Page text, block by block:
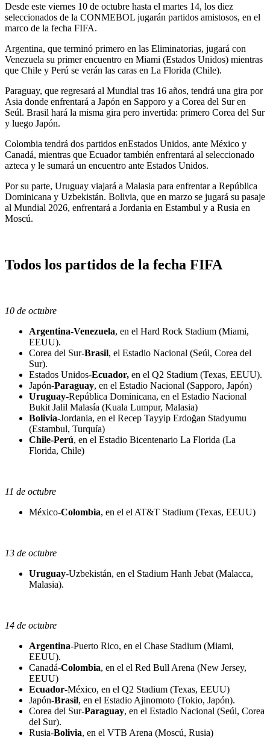
Desde este viernes 10 de octubre hasta el martes 14, los diez
seleccionados de la CONMEBOL jugarán partidos amistosos, en el
marco de la fecha FIFA.
Argentina, que terminó primero en las Eliminatorias, jugará con
Venezuela su primer encuentro en Miami (Estados Unidos) mientras
que Chile y Perú se verán las caras en La Florida (Chile).
Paraguay, que regresará al Mundial tras 16 años, tendrá una gira por
Asia donde enfrentará a Japón en Sapporo y a Corea del Sur en
Seúl. Brasil hará la misma gira pero invertida: primero Corea del Sur
y luego Japón.
Colombia tendrá dos partidos enEstados Unidos, ante México y
Canadá, mientras que Ecuador también enfrentará al seleccionado
azteca y le sumará un encuentro ante Estados Unidos.
Por su parte, Uruguay viajará a Malasia para enfrentar a República
Dominicana y Uzbekistán. Bolivia, que en marzo se jugará su pasaje
al Mundial 2026, enfrentará a Jordania en Estambul y a Rusia en
Moscú.
Todos los partidos de la fecha FIFA
10 de octubre
Argentina-Venezuela, en el Hard Rock Stadium (Miami,
EEUU).
Corea del Sur-Brasil, el Estadio Nacional (Seúl, Corea del
Sur).
Estados Unidos-Ecuador, en el Q2 Stadium (Texas, EEUU).
Japón-Paraguay, en el Estadio Nacional (Sapporo, Japón)
Uruguay-República Dominicana, en el Estadio Nacional
Bukit Jalil Malasía (Kuala Lumpur, Malasia)
Bolivia-Jordania, en el Recep Tayyip Erdoğan Stadyumu
(Estambul, Turquía)
Chile-Perú, en el Estadio Bicentenario La Florida (La
Florida, Chile)
11 de octubre
México-Colombia, en el el AT&T Stadium (Texas, EEUU)
13 de octubre
Uruguay-Uzbekistán, en el Stadium Hanh Jebat (Malacca,
Malasia).
14 de octubre
Argentina-Puerto Rico, en el Chase Stadium (Miami,
EEUU).
Canadá-Colombia, en el el Red Bull Arena (New Jersey,
EEUU)
Ecuador-México, en el Q2 Stadium (Texas, EEUU)
Japón-Brasil, en el Estadio Ajinomoto (Tokio, Japón).
Corea del Sur-Paraguay, en el Estadio Nacional (Seúl, Corea
del Sur).
Rusia-Bolivia, en el VTB Arena (Moscú, Rusia)